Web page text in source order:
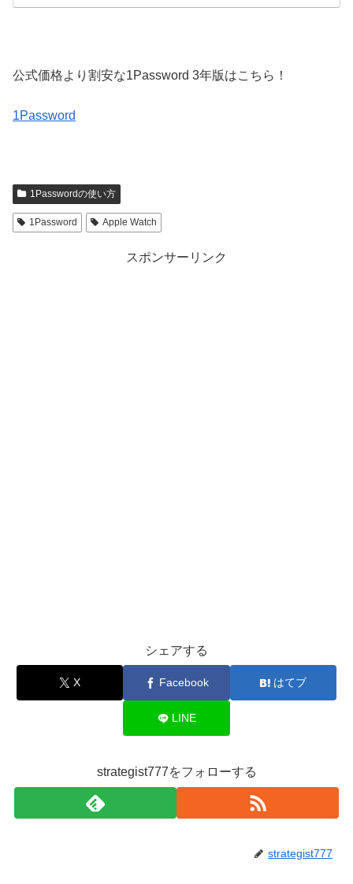
公式価格より割安な1Password 3年版はこちら！
1Password
1Passwordの使い方
1Password Apple Watch
スポンサーリンク
シェアする
X Facebook はてブ
LINE
strategist777をフォローする
strategist777